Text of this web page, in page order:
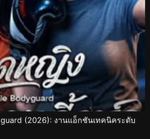
(2026): งานแอ็กชันเทคนิคระดับ